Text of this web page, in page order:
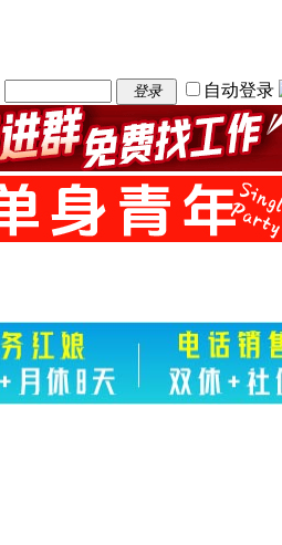
登录 自动登录